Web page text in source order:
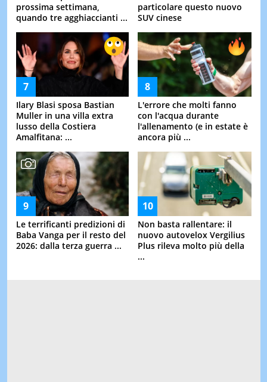
prossima settimana,
quando tre agghiaccianti ...
particolare questo nuovo
SUV cinese
Ilary Blasi sposa Bastian
Muller in una villa extra
lusso della Costiera
Amalfitana: ...
L'errore che molti fanno
con l'acqua durante
l'allenamento (e in estate è
ancora più ...
Le terrificanti predizioni di
Baba Vanga per il resto del
2026: dalla terza guerra ...
Non basta rallentare: il
nuovo autovelox Vergilius
Plus rileva molto più della
...